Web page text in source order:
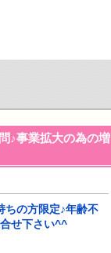
♪事業拡大の為の増
ちの方限定♪年齢不
せ下さい^^